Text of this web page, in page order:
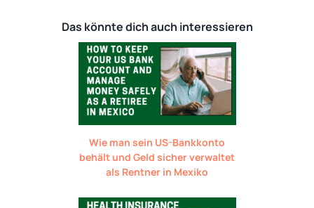
Das könnte dich auch interessieren
Wie man sein US-Bankkonto
behält und Geld sicher verwaltet
als Rentner in Mexiko